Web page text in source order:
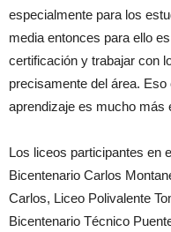
especialmente para los
media entonces para ello
certificación y trabajar con
precisamente del área.
aprendizaje es mucho
Los liceos participantes en
Bicentenario Carlos
Carlos, Liceo Polivalente
Bicentenario Técnico